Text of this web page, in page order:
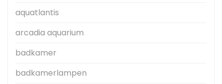
aquatlantis
arcadia aquarium
badkamer
badkamerlampen